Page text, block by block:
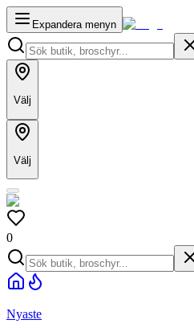
Expandera menyn
Välj
Välj
0
Nyaste